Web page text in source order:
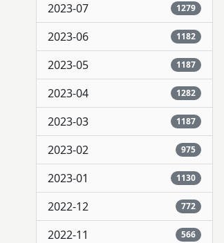
2023-07 1279
2023-06 1182
2023-05 1187
2023-04 1282
2023-03 1187
2023-02 975
2023-01 1130
2022-12 772
2022-11 566